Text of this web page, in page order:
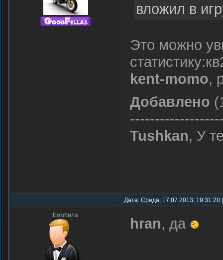
вложил в
Это можно
kent-momo,
Добавлено
Tushkan, У
Дата: Среда, 17.07.2013,
Бомбила hran, да